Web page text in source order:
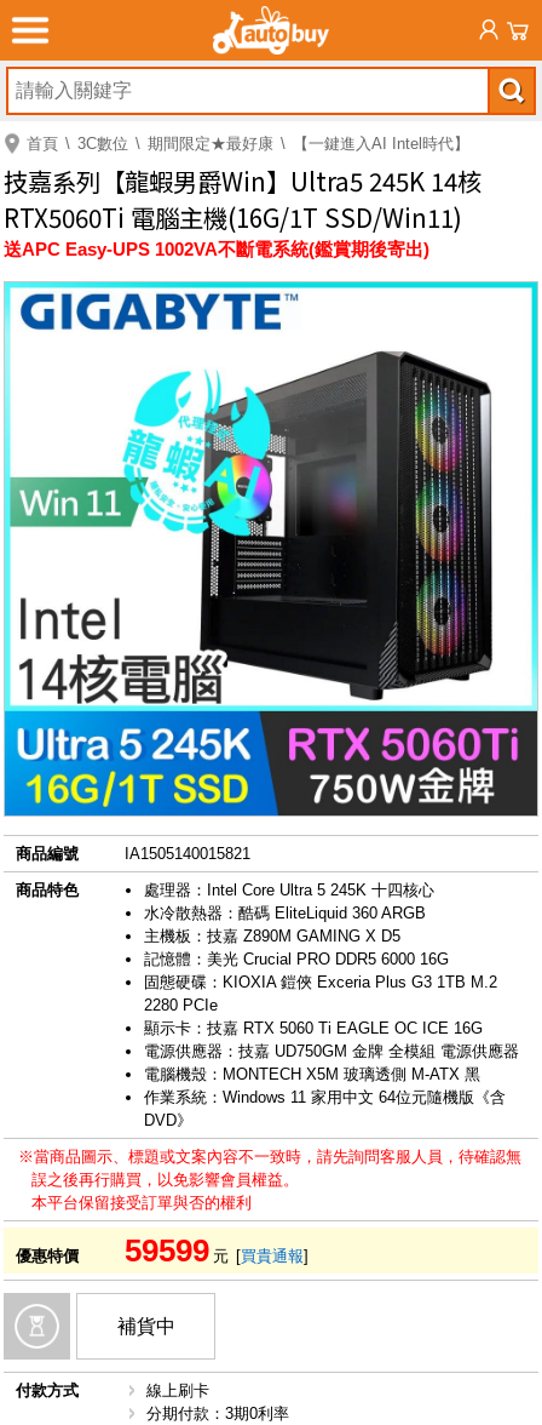
首頁 3C數位 期間限定★最好康 【一鍵進入AI Intel時代】
技嘉系列【龍蝦男爵Win】Ultra5 245K 14核
RTX5060Ti 電腦主機(16G/1T SSD/Win11)
送APC Easy-UPS 1002VA不斷電系統(鑑賞期後寄出)
商品編號
IA1505140015821
商品特色
處理器：Intel Core Ultra 5 245K 十四核心
水冷散熱器：酷碼 EliteLiquid 360 ARGB
主機板：技嘉 Z890M GAMING X D5
記憶體：美光 Crucial PRO DDR5 6000 16G
固態硬碟：KIOXIA 鎧俠 Exceria Plus G3 1TB M.2
2280 PCIe
顯示卡：技嘉 RTX 5060 Ti EAGLE OC ICE 16G
電源供應器：技嘉 UD750GM 金牌 全模組 電源供應器
電腦機殼：MONTECH X5M 玻璃透側 M-ATX 黑
作業系統：Windows 11 家用中文 64位元隨機版《含
DVD》
※當商品圖示、標題或文案內容不一致時，請先詢問客服人員，待確認無
誤之後再行購買，以免影響會員權益。
本平台保留接受訂單與否的權利
優惠特價 59599 元 [買貴通報]
補貨中
付款方式
線上刷卡
分期付款：3期0利率